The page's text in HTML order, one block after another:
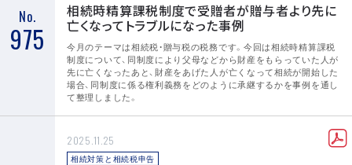
No.
975
相続時精算課税制度で受贈者が贈与者より先に
亡くなってトラブルになった事例
今月のテーマは相続税・贈与税の税務です。今回は相続時精算課税
制度について、同制度により父母などから財産をもらっていた人が
先に亡くなったあと、財産をあげた人が亡くなって相続が開始した
場合、同制度に係る権利義務をどのように承継するかを事例を通し
て整理しました。
2025.11.25
相続対策と相続税申告